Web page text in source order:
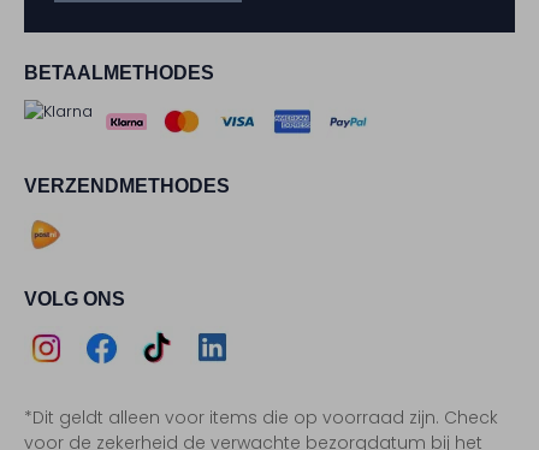
BETAALMETHODES
VERZENDMETHODES
VOLG ONS
Instagram
Facebook
TikTokLinkedIn
*Dit geldt alleen voor items die op voorraad zijn. Check
voor de zekerheid de verwachte bezorgdatum bij het